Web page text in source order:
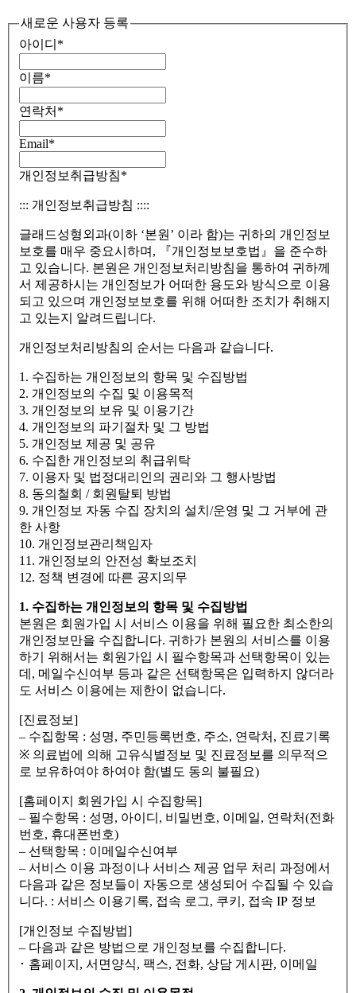
새로운 사용자 등록
아이디 *
이름*
연락처 *
Email*
개인정보취급방침*
::: 개인정보취급방침 ::::
글래드성형외과(이하 ‘본원’ 이라 함)는 귀하의 개인정보
보호를 매우 중요시하며, 『개인정보보호법』을 준수하
고 있습니다. 본원은 개인정보처리방침을 통하여 귀하께
서 제공하시는 개인정보가 어떠한 용도와 방식으로 이용
되고 있으며 개인정보보호를 위해 어떠한 조치가 취해지
고 있는지 알려드립니다.
개인정보처리방침의 순서는 다음과 같습니다.
1. 수집하는 개인정보의 항목 및 수집방법
2. 개인정보의 수집 및 이용목적
3. 개인정보의 보유 및 이용기간
4. 개인정보의 파기절차 및 그 방법
5. 개인정보 제공 및 공유
6. 수집한 개인정보의 취급위탁
7. 이용자 및 법정대리인의 권리와 그 행사방법
8. 동의철회 / 회원탈퇴 방법
9. 개인정보 자동 수집 장치의 설치/운영 및 그 거부에 관
한 사항
10. 개인정보관리책임자
11. 개인정보의 안전성 확보조치
12. 정책 변경에 따른 공지의무
1. 수집하는 개인정보의 항목 및 수집방법
본원은 회원가입 시 서비스 이용을 위해 필요한 최소한의
개인정보만을 수집합니다. 귀하가 본원의 서비스를 이용
하기 위해서는 회원가입 시 필수항목과 선택항목이 있는
데, 메일수신여부 등과 같은 선택항목은 입력하지 않더라
도 서비스 이용에는 제한이 없습니다.
[진료정보]
– 수집항목 : 성명, 주민등록번호, 주소, 연락처, 진료기록
※ 의료법에 의해 고유식별정보 및 진료정보를 의무적으
로 보유하여야 하여야 함(별도 동의 불필요)
[홈페이지 회원가입 시 수집항목]
– 필수항목 : 성명, 아이디, 비밀번호, 이메일, 연락처(전화
번호, 휴대폰번호)
– 선택항목 : 이메일수신여부
– 서비스 이용 과정이나 서비스 제공 업무 처리 과정에서
다음과 같은 정보들이 자동으로 생성되어 수집될 수 있습
니다. : 서비스 이용기록, 접속 로그, 쿠키, 접속 IP 정보
[개인정보 수집방법]
– 다음과 같은 방법으로 개인정보를 수집합니다.
･ 홈페이지, 서면양식, 팩스, 전화, 상담 게시판, 이메일